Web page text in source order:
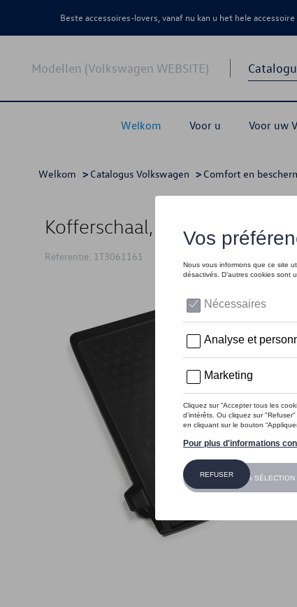
Beste accessoires-lovers, vanaf nu kan u het hele
Modellen (Volkswagen WEBSITE)
Welkom Voor u Voor uw
Welkom > Catalogus Volkswagen > Comfort en
Kofferschaal, Zwart, achter de
Referentie: 1T3061161